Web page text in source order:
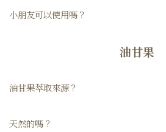
小朋友可以使用嗎？
油甘果
油甘果萃取來源？
天然的嗎？